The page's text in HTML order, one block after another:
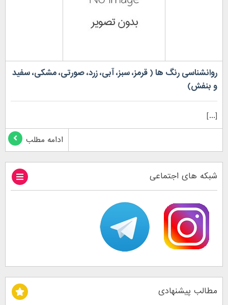
روانشناسی رنگ ها ( قرمز، سبز، آبی، زرد، صورتی، مشکی، سفید
و بنفش)
[...]
ادامه مطلب
شبکه های اجتماعی
مطالب پیشنهادی